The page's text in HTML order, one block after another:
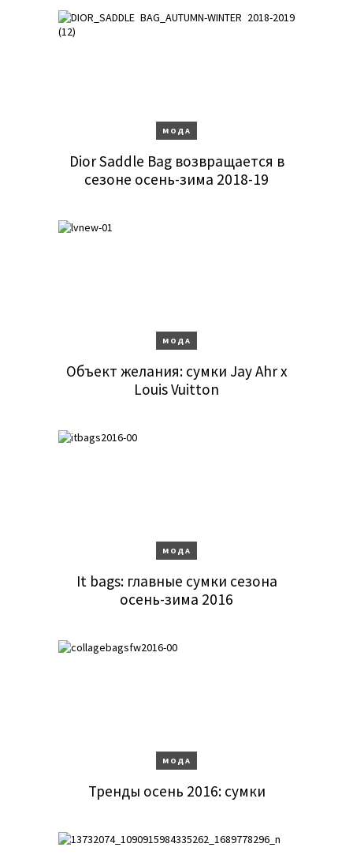
МОДА
Dior Saddle Bag возвращается в
сезоне осень-зима 2018-19
МОДА
Объект желания: сумки Jay Ahr x
Louis Vuitton
МОДА
It bags: главные сумки сезона
осень-зима 2016
МОДА
Тренды осень 2016: сумки